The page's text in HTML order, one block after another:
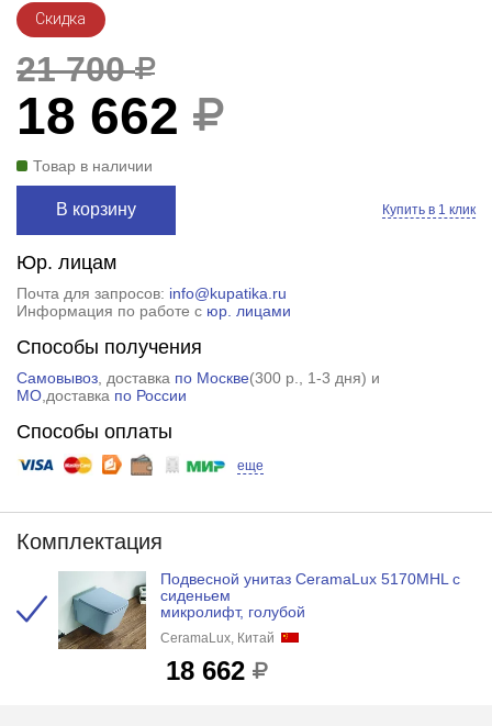
Скидка
21 700
18 662
Товар в наличии
В корзину Купить в 1 клик
Юр. лицам
Почта для запросов: info@kupatika.ru
Информация по работе с юр. лицами
Способы получения
Самовывоз, доставка по Москве(300 р.
, 1-3 дня) и
МО,доставка по России
Способы оплаты
еще
Комплектация
Подвесной унитаз CeramaLux 5170MHL с
сиденьем
микролифт, голубой
CeramaLux, Китай
18 662